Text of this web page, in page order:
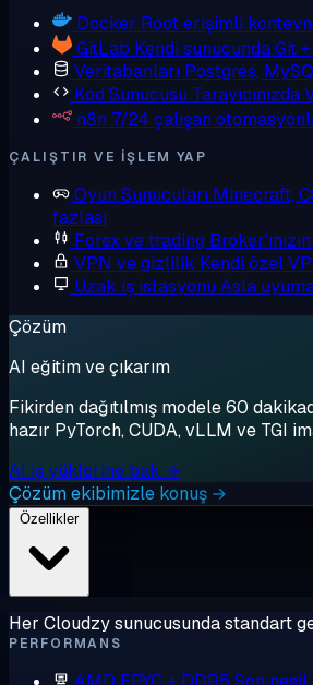
Docker Root erişimli
GitLab Kendi sunucunda Git
Veritabanları Postgres,
Kod Sunucusu Tarayıcınızda
n8n 7/24 çalışan
ÇALIŞTIR VE IŞLEM YAP
Oyun Sunucuları Minecraft,
fazlası
Forex ve trading
VPN ve gizlilik Kendi özel
Uzak iş istasyonu Asla
Çözüm
AI eğitim ve çıkarım
Fikirden dağıtılmış modele 60
hazır PyTorch, CUDA, vLLM ve TGI
AI iş yüklerine bak →
Çözüm ekibimizle konuş →
Özellikler
Her Cloudzy sunucusunda standart
PERFORMANS